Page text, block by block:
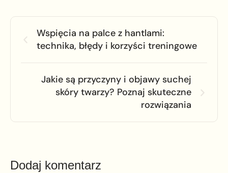
Wspięcia na palce z hantlami:
technika, błędy i korzyści treningowe
Jakie są przyczyny i objawy suchej
skóry twarzy? Poznaj skuteczne
rozwiązania
Dodaj komentarz